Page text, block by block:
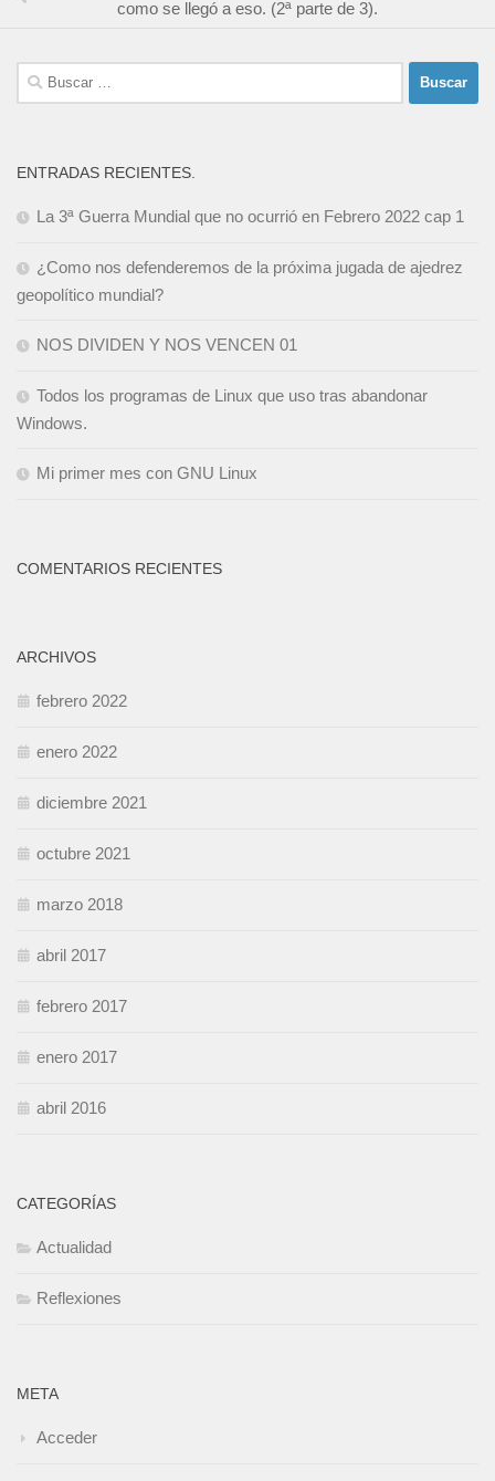
como se llegó a eso. (2ª parte de 3).
Buscar:
ENTRADAS RECIENTES.
La 3ª Guerra Mundial que no ocurrió en Febrero 2022 cap 1
¿Como nos defenderemos de la próxima jugada de ajedrez
geopolítico mundial?
NOS DIVIDEN Y NOS VENCEN 01
Todos los programas de Linux que uso tras abandonar
Windows.
Mi primer mes con GNU Linux
COMENTARIOS RECIENTES
ARCHIVOS
febrero 2022
enero 2022
diciembre 2021
octubre 2021
marzo 2018
abril 2017
febrero 2017
enero 2017
abril 2016
CATEGORÍAS
Actualidad
Reflexiones
META
Acceder